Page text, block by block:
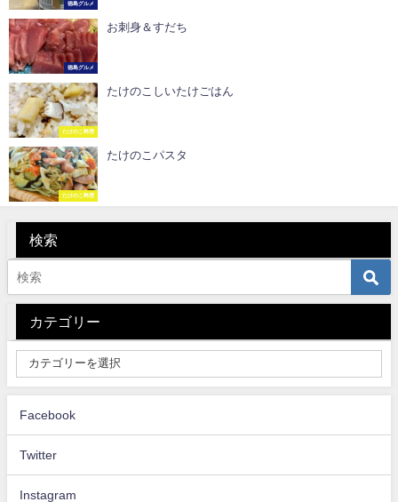
徳島グルメ
徳島グルメ
お刺身＆すだち
たけのこ料理
たけのこしいたけごはん
たけのこ料理
たけのこパスタ
検索
カテゴリー
Facebook
Twitter
Instagram